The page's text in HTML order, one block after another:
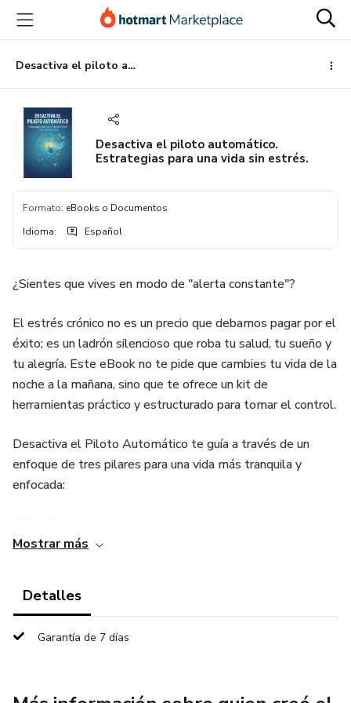
principal
página
de
página
Desactiva el piloto automático. Estrategias para una vida sin estrés.
Desactiva el piloto automático.
Estrategias para una vida sin estrés.
Formato: eBooks o Documentos
Idioma: Español
¿Sientes que vives en modo de "alerta constante"?
El estrés crónico no es un precio que debamos pagar por el
éxito; es un ladrón silencioso que roba tu salud, tu sueño y
tu alegría. Este eBook no te pide que cambies tu vida de la
noche a la mañana, sino que te ofrece un kit de
herramientas práctico y estructurado para tomar el control.
Desactiva el Piloto Automático te guía a través de un
enfoque de tres pilares para una vida más tranquila y
enfocada:
límites saludables, dominando la priorización (Matriz de
EVITAR: Descubre cómo optimizar tu fisiología mediante
higiene del sueño hasta la nutrición consciente y el ejercicio
Mostrar más
Detalles
Garantía de 7 días